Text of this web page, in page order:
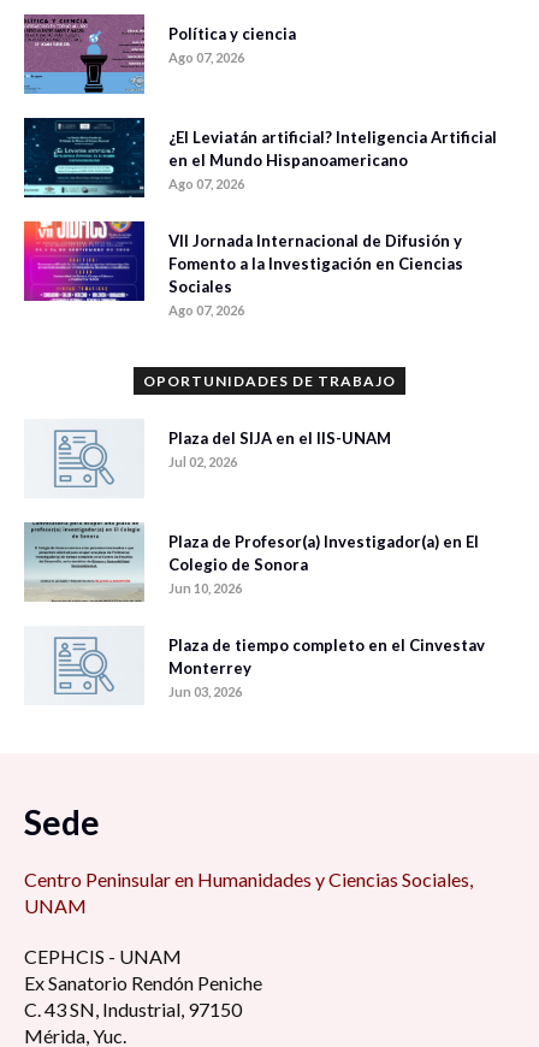
Política y ciencia
Ago 07, 2026
¿El Leviatán artificial? Inteligencia Artificial
en el Mundo Hispanoamericano
Ago 07, 2026
VII Jornada Internacional de Difusión y
Fomento a la Investigación en Ciencias
Sociales
Ago 07, 2026
OPORTUNIDADES DE TRABAJO
Plaza del SIJA en el IIS-UNAM
Jul 02, 2026
Plaza de Profesor(a) Investigador(a) en El
Colegio de Sonora
Jun 10, 2026
Plaza de tiempo completo en el Cinvestav
Monterrey
Jun 03, 2026
Sede
Centro Peninsular en Humanidades y Ciencias Sociales,
UNAM
CEPHCIS - UNAM
Ex Sanatorio Rendón Peniche
C. 43 SN, Industrial, 97150
Mérida, Yuc.